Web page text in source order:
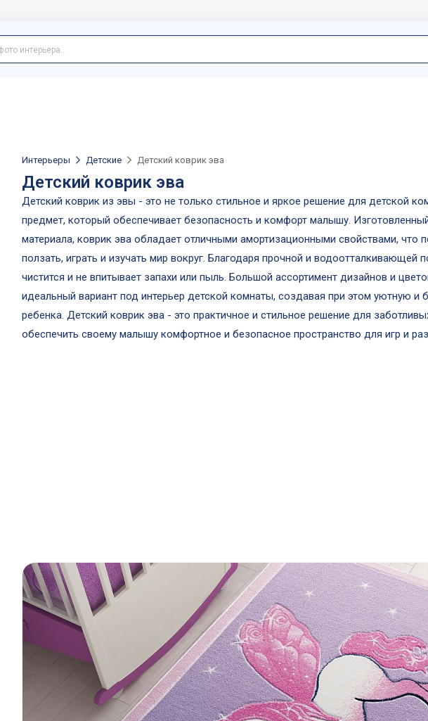
Интерьеры Детские Детский коврик эва
Детский коврик эва
Детский коврик из эвы - это не только стильное и яркое решение для детской
предмет, который обеспечивает безопасность и комфорт малышу.
материала, коврик эва обладает отличными амортизационными свойствами, что
ползать, играть и изучать мир вокруг. Благодаря прочной и водоотталкивающей
чистится и не впитывает запахи или пыль. Большой ассортимент дизайнов и
идеальный вариант под интерьер детской комнаты, создавая при этом уютную и
ребенка. Детский коврик эва - это практичное и стильное решение для
обеспечить своему малышу комфортное и безопасное пространство для игр и